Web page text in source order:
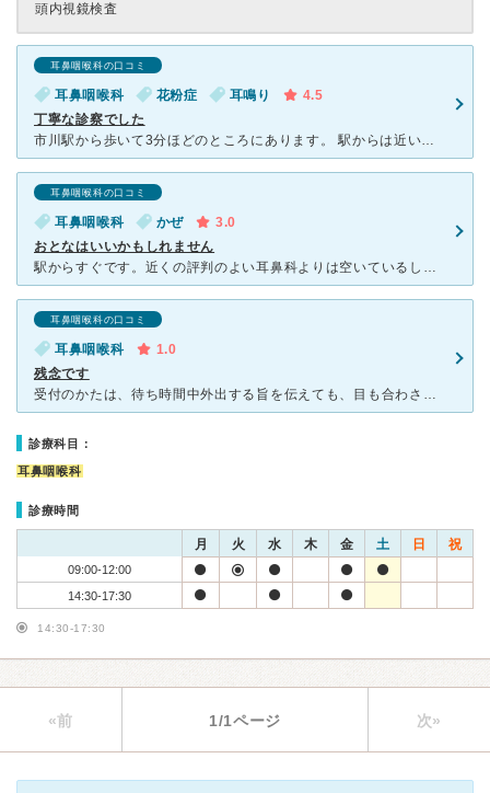
頭内視鏡検査
耳鼻咽喉科の口コミ
耳鼻咽喉科 花粉症 耳鳴り
4.5
丁寧な診察でした
市川駅から歩いて3分ほどのところにあります。 駅からは近いのですが、クリニックが入っているビルの入口が少し入ったところにあるのでちょっとわかりにくいです。 病院内は明るくとても綺麗でした。ちょっと
耳鼻咽喉科の口コミ
耳鼻咽喉科 かぜ
3.0
おとなはいいかもしれません
駅からすぐです。近くの評判のよい耳鼻科よりは空いているし、予約は出来なくても名前を書いて外出できるので、便利です。また、小さいながらも子ども用スペースがあり、絵本などおいてあります。 しかし子どもの
耳鼻咽喉科の口コミ
耳鼻咽喉科
1.0
残念です
受付のかたは、待ち時間中外出する旨を伝えても、目も合わさずに下を向いたまま返事をします。 子どもの診察なので、診察中暴れて手を焼かせてしまうのは本当に申し訳ないと思うのですが、感染予防のためか、
診療科目：
耳鼻咽喉科
診療時間
月 火 水 木 金 土 日 祝
09:00-12:00
14:30-17:30
14:30-17:30
«前 1/1ページ 次»